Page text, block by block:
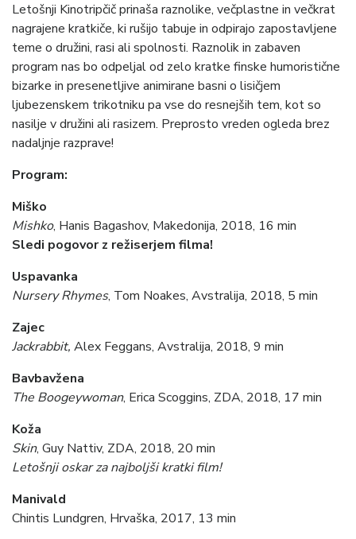
Letošnji Kinotripčič prinaša raznolike, večplastne in večkrat
nagrajene kratkiče, ki rušijo tabuje in odpirajo zapostavljene
teme o družini, rasi ali spolnosti. Raznolik in zabaven
program nas bo odpeljal od zelo kratke finske humoristične
bizarke in presenetljive animirane basni o lisičjem
ljubezenskem trikotniku pa vse do resnejših tem, kot so
nasilje v družini ali rasizem. Preprosto vreden ogleda brez
nadaljnje razprave!
Program:
Miško
Mishko, Hanis Bagashov, Makedonija, 2018, 16 min
Sledi pogovor z režiserjem filma!
Uspavanka
Nursery Rhymes, Tom Noakes, Avstralija, 2018, 5 min
Zajec
Jackrabbit, Alex Feggans, Avstralija, 2018, 9 min
Bavbavžena
The Boogeywoman, Erica Scoggins, ZDA, 2018, 17 min
Koža
Skin, Guy Nattiv, ZDA, 2018, 20 min
Letošnji oskar za najboljši kratki film!
Manivald
Chintis Lundgren, Hrvaška, 2017, 13 min